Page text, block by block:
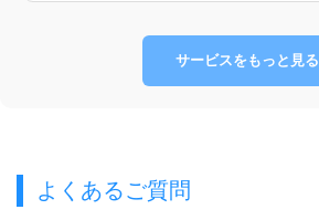
サービスをもっと見る
よくあるご質問